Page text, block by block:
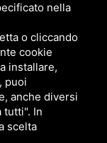
/ P. IVA 01838750386
DI FERRARA AL N.
PRIVACY/
nella
o cliccando
cookie
installare,
puoi
anche diversi
tutti". In
scelta